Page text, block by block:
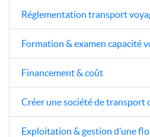
Réglementation transport
Formation & examen capacité
Financement & coût
Créer une société de transport
Exploitation & gestion d’une